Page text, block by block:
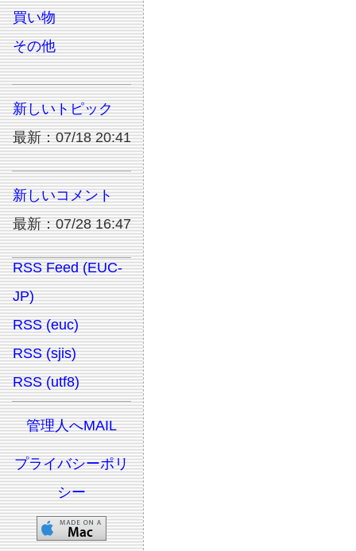
買い物
その他
新しいトピック
最新：07/18 20:41
新しいコメント
最新：07/28 16:47
RSS Feed (EUC-
JP)
RSS (euc)
RSS (sjis)
RSS (utf8)
管理人へMAIL
プライバシーポリ
シー